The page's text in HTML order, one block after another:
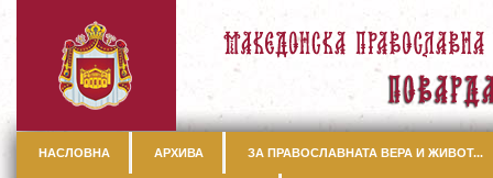
НАСЛОВНА АРХИВА ЗА ПРАВОСЛАВНАТА ВЕРА И ЖИВОТ...